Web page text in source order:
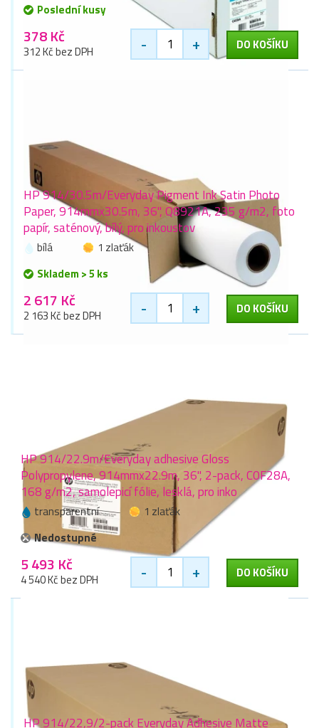
Poslední kusy
378 Kč
312 Kč bez DPH - + DO KOŠÍKU
HP 914/30.5m/Everyday Pigment Ink Satin Photo
Paper, 914mmx30.5m, 36", Q8921A, 235 g/m2, foto
papír, saténový, bílý, pro inkoustov
bílá
1 zlaťák
Skladem > 5 ks
2 617 Kč
2 163 Kč bez DPH - + DO KOŠÍKU
HP 914/22.9m/Everyday adhesive Gloss
Polypropylene, 914mmx22.9m, 36", 2-pack, C0F28A,
168 g/m2, samolepicí fólie, lesklá, pro inko
transparentní
1 zlaťák
Nedostupné
5 493 Kč
4 540 Kč bez DPH - + DO KOŠÍKU
HP 914/22,9/2-pack Everyday Adhesive Matte